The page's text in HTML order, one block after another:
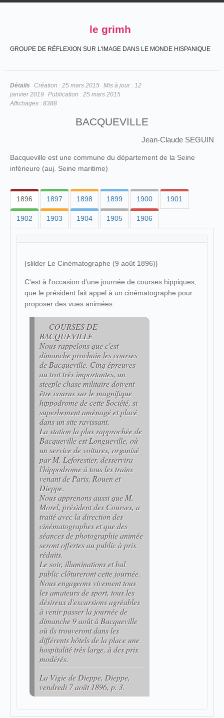
le grimh
GROUPE DE RÉFLEXION SUR L'IMAGE DANS LE MONDE HISPANIQUE
Détails Création : 25 mars 2015 Mis à jour : 12
janvier 2019 Publication : 25 mars 2015
Affichages : 8388
BACQUEVILLE
Jean-Claude SEGUIN
Bacqueville est une commune du département de la Seine
inférieure (auj. Seine maritime)
1896 1897 1898 1899 1900 1901
1902 1903 1904 1905 1906
{slilder Le Cinématographe (9 août 1896)}
C'est à l'occasion d'une journée de courses hippiques,
que le président fait appel à un cinématographe pour
proposer des vues animées :
COURSES DE
BACQUEVILLE
Nous rappelons que c'est
dimanche prochain les courses
de Bacqueville. Cinq épreuves
au trot très importantes, un
steeple chase militaire doivent
être courus sur le magnifique
hippodrome de cette Société, si
superbement aménagé et placé
dans un site ravissant.
La station la plus rapprochée de
Bacqueville est Longueville, où
un service de voitures, organisé
par M. Leforestier, desservira
l'hippodrome à tous les trains
venant de Paris, Rouen et
Dieppe.
Nous apprenons aussi que M.
Morel, président des Courses, a
traité avec la direction des
cinématographes et que des
séances de photographie animée
seront offertes au public à prix
réduits.
Le soir, illuminations et bal
public clôtureront cette journée.
Nous engageons vivement tous
les amateurs de sport, tous les
désireux d'excursions agréables
à venir passer la journée de
dimanche 9 août à Bacqueville
où ils trouveront dans les
différents hôtels de la place une
hospitalité très large, à des prix
modérés.
La Vigie de Dieppe, Dieppe,
vendredi 7 août 1896, p. 3.